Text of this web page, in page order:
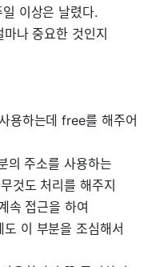
이상은 날렸다.
나 중요한 것인지
용하는데 free를 해주어
의 주소를 사용하는
것도 처리를 해주지
속 접근을 하여
이 부분을 조심해서